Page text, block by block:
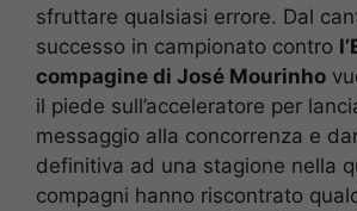
sfruttare qualsiasi errore. Dal
successo in campionato contro
compagine di José Mourinho
il piede sull’acceleratore per
messaggio alla concorrenza e
definitiva ad una stagione nella
compagni hanno riscontrato